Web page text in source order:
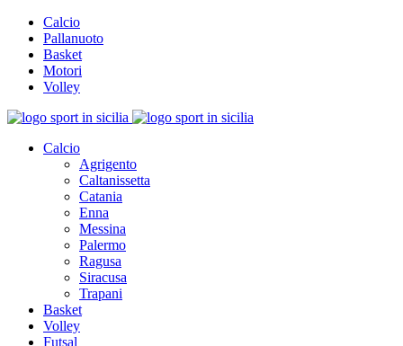
Calcio
Pallanuoto
Basket
Motori
Volley
Calcio
Agrigento
Caltanissetta
Catania
Enna
Messina
Palermo
Ragusa
Siracusa
Trapani
Basket
Volley
Futsal